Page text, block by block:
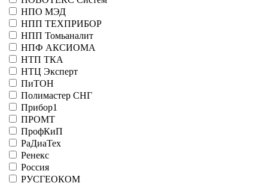
НПО МЭД
НПП ТЕХПРИБОР
НПП Томьаналит
НПФ АКСИОМА
НТП ТКА
НТЦ Эксперт
ПиТОН
Полимастер СНГ
Прибор1
ПРОМТ
ПрофКиП
РаДиаТех
Ренекс
Россия
РУСГЕОКОМ